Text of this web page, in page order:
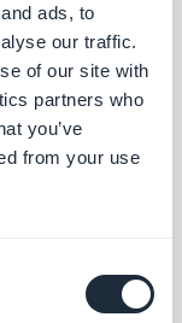
ads, to
our traffic.
of our site with
partners who
you’ve
from your use
estar más
en todo
saber que